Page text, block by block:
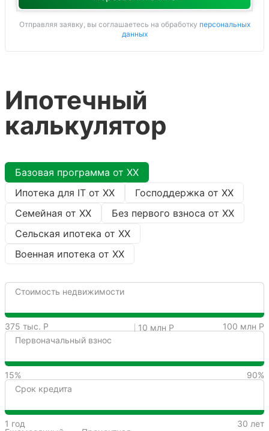
Отправляя заявку, вы соглашаетесь на обработку персональных
данных
Ипотечный
калькулятор
Базовая программа от XX
Ипотека для IT от XX Господдержка от XX
Семейная от XX Без первого взноса от XX
Сельская ипотека от XX
Военная ипотека от XX
Стоимость недвижимости
375 тыс. Р 10 млн Р
100 млн Р
Первоначальный взнос
15%
90%
Срок кредита
1 год
30 лет